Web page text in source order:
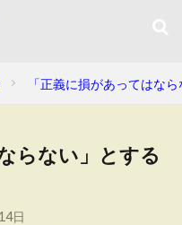
「正義に損があってはな
らない」とする
日